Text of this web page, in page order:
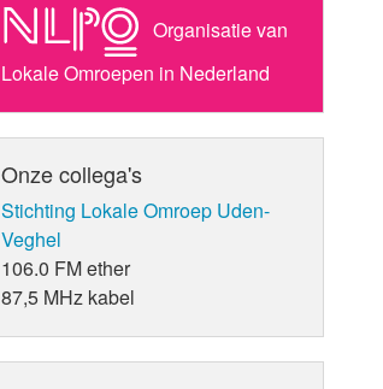
Organisatie van
Lokale Omroepen in Nederland
Onze collega's
Stichting Lokale Omroep Uden-
Veghel
106.0 FM ether
87,5 MHz kabel